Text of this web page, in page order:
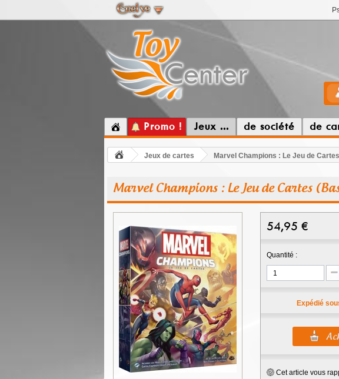
Promo ! Jeux ... de société de
Jeux de cartes Marvel Champions : Le Jeu de
Marvel Champions : Le Jeu de Cartes
54,95 €
Quantité :
Expédié
Cet article vous